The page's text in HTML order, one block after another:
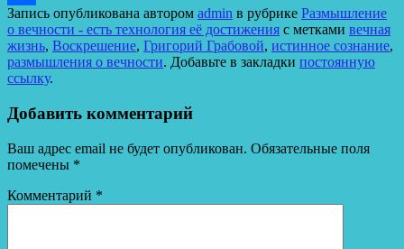
Отправить
Запись опубликована автором admin в рубрике Размышление
о вечности - есть технология её достижения с метками вечная
жизнь, Воскрешение, Григорий Грабовой, истинное сознание,
размышления о вечности. Добавьте в закладки постоянную
ссылку.
Добавить комментарий
Ваш адрес email не будет опубликован. Обязательные поля
помечены *
Комментарий *